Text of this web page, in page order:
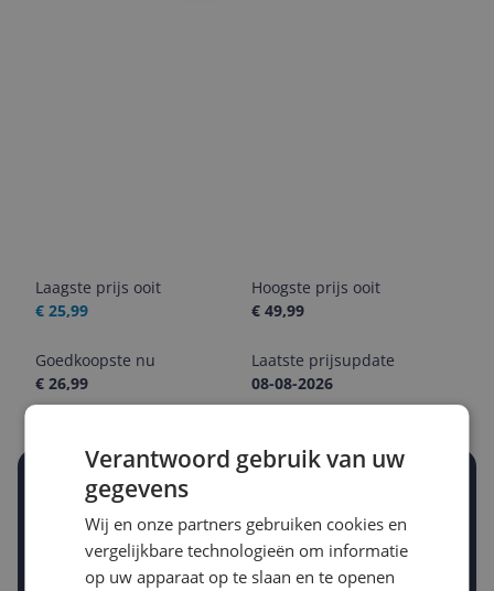
Laagste prijs ooit
€ 25,99
Hoogste prijs ooit
€ 49,99
Goedkoopste nu
€ 26,99
Laatste prijsupdate
08-08-2026
Stel een alert in en mis geen prijsdaling
Krijg een seintje zodra de prijs zakt
Jouw e-mailadres
Verantwoord gebruik van uw
gegevens
Wij en onze partners gebruiken cookies en
vergelijkbare technologieën om informatie
op uw apparaat op te slaan en te openen